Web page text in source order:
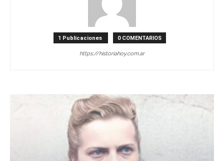
1 Publicaciones 0 COMENTARIOS
https://historiahoy.com.ar